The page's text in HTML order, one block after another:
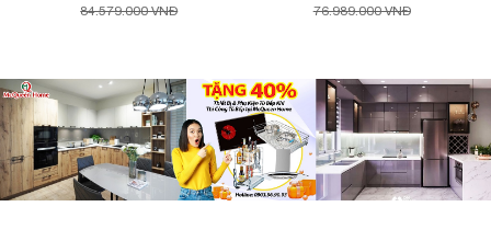
84.579.000 VNĐ 76.989.000 VNĐ